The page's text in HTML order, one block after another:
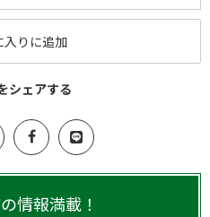
入りに追加
シェアする
情報満載！